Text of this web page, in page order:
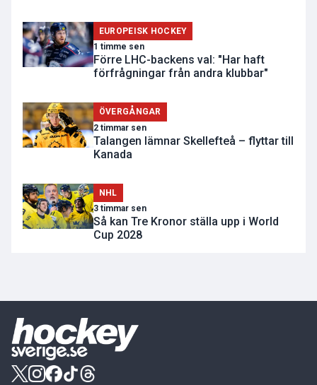
EUROPEISK HOCKEY
1 timme sen
Förre LHC-backens val: "Har haft
förfrågningar från andra klubbar"
ÖVERGÅNGAR
2 timmar sen
Talangen lämnar Skellefteå – flyttar till
Kanada
NHL
3 timmar sen
Så kan Tre Kronor ställa upp i World
Cup 2028